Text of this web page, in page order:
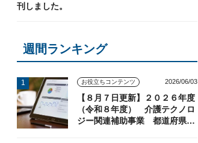
刊しました。
週間ランキング
お役立ちコンテンツ 2026/06/03
【８月７日更新】２０２６年度
（令和８年度） 介護テクノロ
ジー関連補助事業 都道府県の